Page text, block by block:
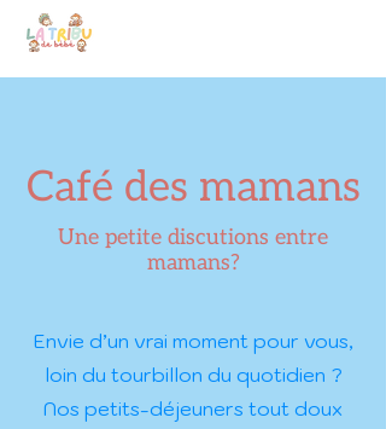
Café des mamans
Une petite discutions entre
mamans?
Envie d’un vrai moment pour vous,
loin du tourbillon du quotidien ?
Nos petits-déjeuners tout doux